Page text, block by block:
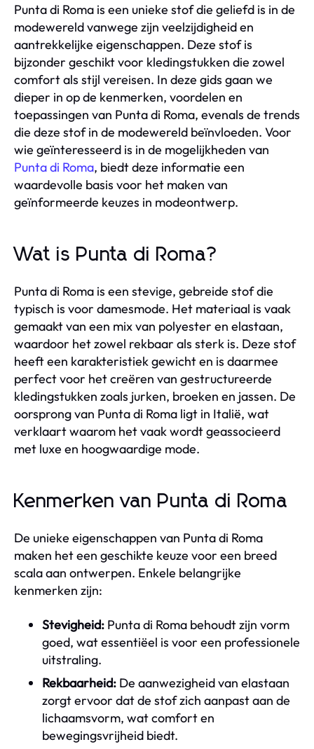
Punta di Roma is een unieke stof die geliefd is in de
modewereld vanwege zijn veelzijdigheid en
aantrekkelijke eigenschappen. Deze stof is
bijzonder geschikt voor kledingstukken die zowel
comfort als stijl vereisen. In deze gids gaan we
dieper in op de kenmerken, voordelen en
toepassingen van Punta di Roma, evenals de trends
die deze stof in de modewereld beïnvloeden. Voor
wie geïnteresseerd is in de mogelijkheden van
Punta di Roma, biedt deze informatie een
waardevolle basis voor het maken van
geïnformeerde keuzes in modeontwerp.
Wat is Punta di Roma?
Punta di Roma is een stevige, gebreide stof die
typisch is voor damesmode. Het materiaal is vaak
gemaakt van een mix van polyester en elastaan,
waardoor het zowel rekbaar als sterk is. Deze stof
heeft een karakteristiek gewicht en is daarmee
perfect voor het creëren van gestructureerde
kledingstukken zoals jurken, broeken en jassen. De
oorsprong van Punta di Roma ligt in Italië, wat
verklaart waarom het vaak wordt geassocieerd
met luxe en hoogwaardige mode.
Kenmerken van Punta di Roma
De unieke eigenschappen van Punta di Roma
maken het een geschikte keuze voor een breed
scala aan ontwerpen. Enkele belangrijke
kenmerken zijn:
Stevigheid: Punta di Roma behoudt zijn vorm
goed, wat essentiëel is voor een professionele
uitstraling.
Rekbaarheid: De aanwezigheid van elastaan
zorgt ervoor dat de stof zich aanpast aan de
lichaamsvorm, wat comfort en
bewegingsvrijheid biedt.